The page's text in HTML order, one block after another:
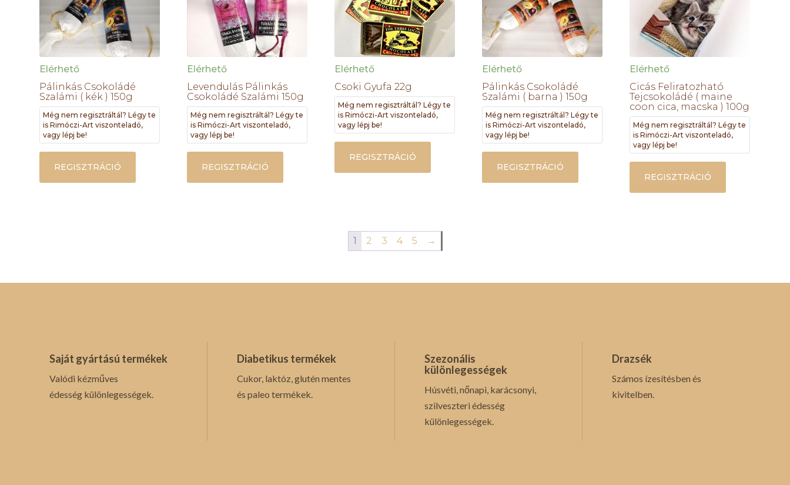
Elérhető
Pálinkás Csokoládé
Szalámi ( kék ) 150g
Még nem regisztráltál? Légy te
is Rimóczi-Art viszonteladó,
vagy lépj be!
REGISZTRÁCIÓ
Elérhető
Levendulás Pálinkás
Csokoládé Szalámi 150g
Még nem regisztráltál? Légy te
is Rimóczi-Art viszonteladó,
vagy lépj be!
REGISZTRÁCIÓ
Elérhető
Csoki Gyufa 22g
Még nem regisztráltál? Légy te
is Rimóczi-Art viszonteladó,
vagy lépj be!
REGISZTRÁCIÓ
Elérhető
Pálinkás Csokoládé
Szalámi ( barna ) 150g
Még nem regisztráltál? Légy te
is Rimóczi-Art viszonteladó,
vagy lépj be!
REGISZTRÁCIÓ
Elérhető
Cicás Feliratozható
Tejcsokoládé ( maine
coon cica, macska ) 100g
Még nem regisztráltál? Légy te
is Rimóczi-Art viszonteladó,
vagy lépj be!
REGISZTRÁCIÓ
1 2 3 4 5 →
Saját gyártású termékek
Valódi kézműves
édesség különlegességek.
Diabetikus termékek
Cukor, laktóz, glutén mentes
és paleo termékek.
Szezonális
különlegességek
Húsvéti, nőnapi, karácsonyi,
szilveszteri édesség
különlegességek.
Drazsék
Számos ízesítésben és
kivitelben.